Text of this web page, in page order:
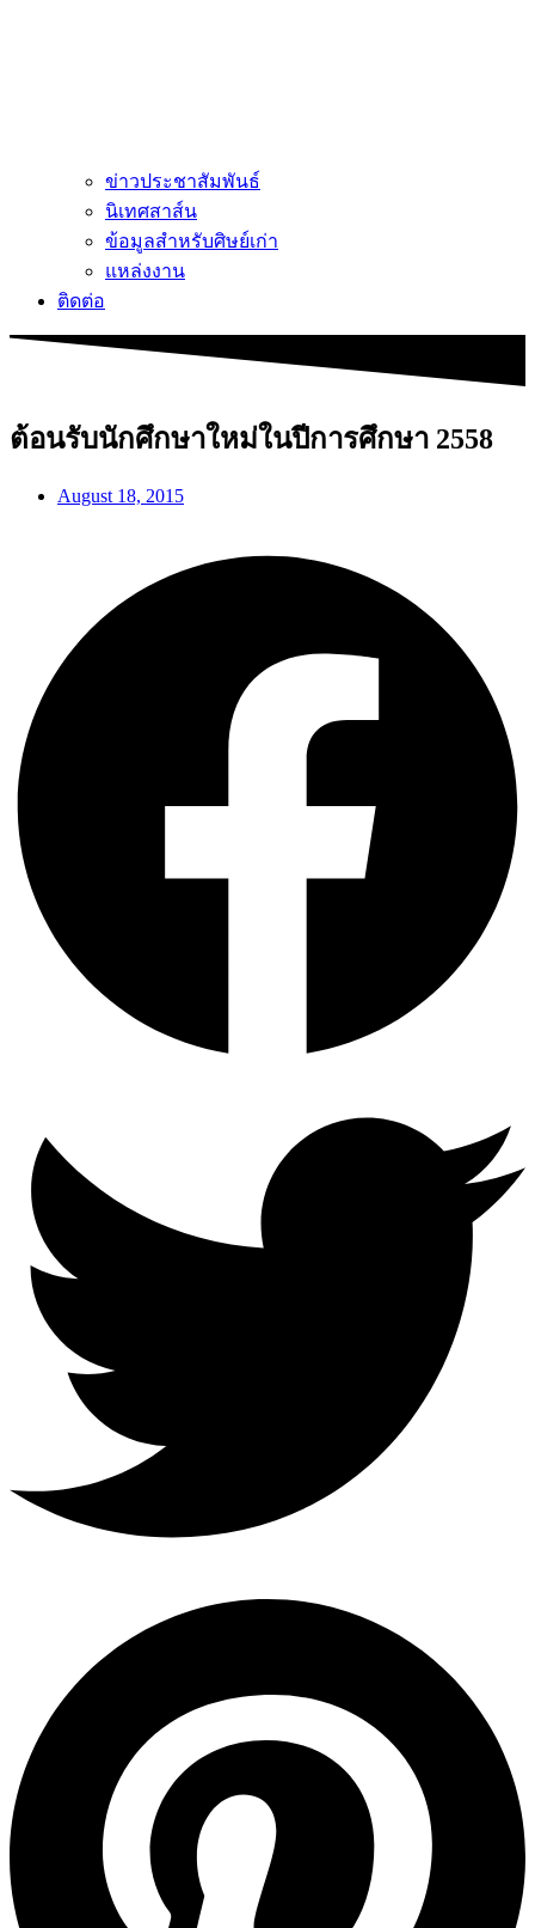
ข่าวประชาสัมพันธ์
นิเทศสาส์น
ข้อมูลสำหรับศิษย์เก่า
แหล่งงาน
ติดต่อ
ต้อนรับนักศึกษาใหม่ในปีการศึกษา 2558
August 18, 2015